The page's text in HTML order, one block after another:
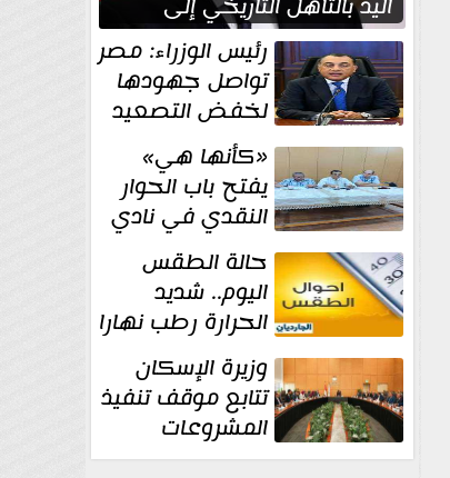
نصف نهائي كأس العالم
رئيس الوزراء: مصر
تواصل جهودها
لخفض التصعيد
والحفاظ على
الاستقرار الإقليمي«كأنها هي»
يفتح باب الحوار
النقدي في نادي
أدب مصر الجديدة
حالة الطقس
اليوم.. شديد
الحرارة رطب نهارا
مائل للحرارة رطب
ليلا.. و... وزيرة الإسكان
تتابع موقف تنفيذ
المشروعات
والخطة